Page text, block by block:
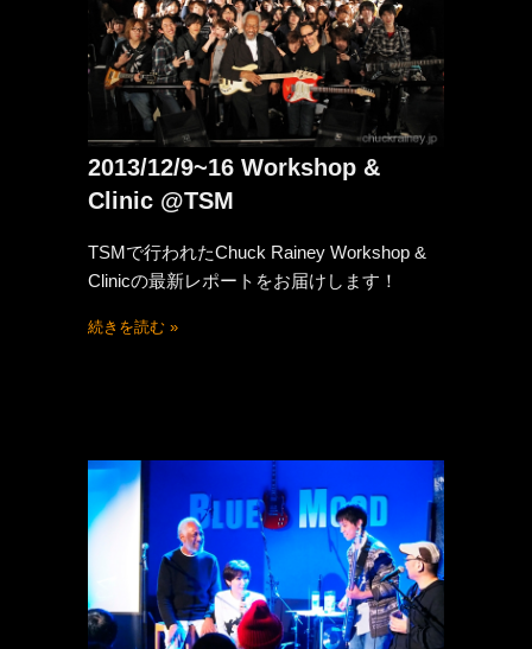
2013/12/9~16 Workshop &
Clinic @TSM
TSMで行われたChuck Rainey Workshop &
Clinicの最新レポートをお届けします！
続きを読む »